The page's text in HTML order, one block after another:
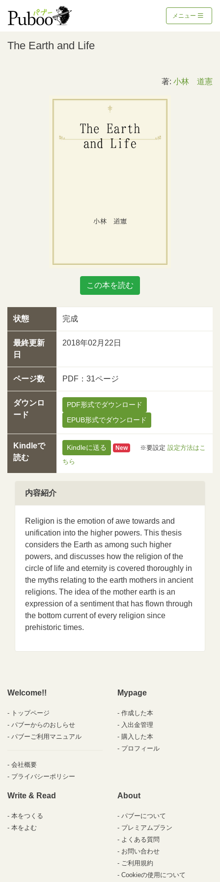
メニュー
The Earth and Life
著: 小林 道憲
この本を読む
状態 完成
最終更新
日
2018年02月22日
ページ数 PDF：31ページ
ダウンロ
ード
PDF形式でダウンロード
EPUB形式でダウンロード
Kindleで
読む
Kindleに送る New ※要設定 設定方法はこ
ちら
内容紹介
Religion is the emotion of awe towards and
unification into the higher powers. This thesis
considers the Earth as among such higher
powers, and discusses how the religion of the
circle of life and eternity is covered thoroughly in
the myths relating to the earth mothers in ancient
religions. The idea of the mother earth is an
expression of a sentiment that has flown through
the bottom current of every religion since
prehistoric times.
Welcome!!
トップページ
パブーからのおしらせ
パブーご利用マニュアル
会社概要
プライバシーポリシー
Mypage
作成した本
入出金管理
購入した本
プロフィール
Write & Read
本をつくる
本をよむ
About
パブーについて
プレミアムプラン
よくある質問
お問い合わせ
ご利用規約
Cookieの使用について